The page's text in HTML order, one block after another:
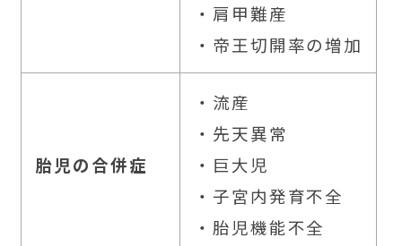
・肩甲難産
・帝王切開率の増加
胎児の合併症
・流産
・先天異常
・巨大児
・子宮内発育不全
・胎児機能不全